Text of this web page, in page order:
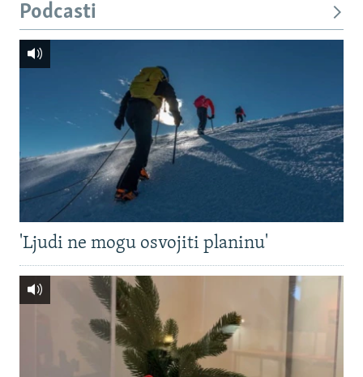
Podcasti
'Ljudi ne mogu osvojiti planinu'